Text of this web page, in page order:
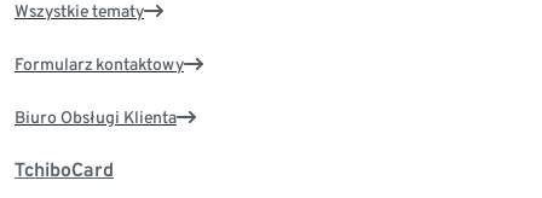
Wszystkie tematy
Formularz kontaktowy
Biuro Obsługi Klienta
TchiboCard